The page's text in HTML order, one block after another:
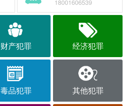
18001606539
财产犯罪 经济犯罪
毒品犯罪 其他犯罪